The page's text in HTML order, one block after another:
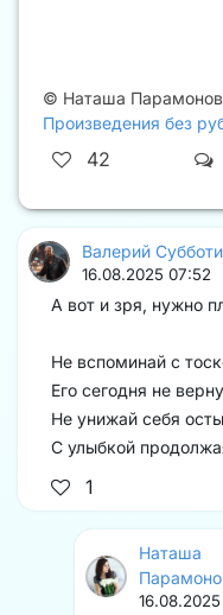
© Наташа
Произведения без
42
Валерий
16.08.2025 07:52
А вот и зря, нужно
Не вспоминай с
Его сегодня не
Не унижай себя
С улыбкой
1
Наташа